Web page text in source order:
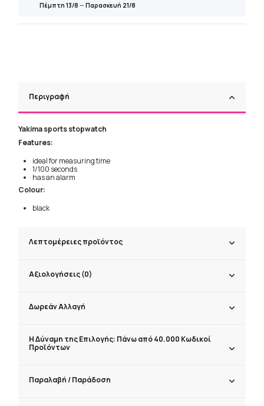
Πέμπτη 13/8 —Παρασκευή 21/8
Περιγραφή
Yakima sports stopwatch
Features:
ideal for measuring time
1/100 seconds
has an alarm
Colour:
black
Λεπτομέρειες προϊόντος
Αξιολογήσεις (0)
Δωρεάν Αλλαγή
Η Δύναμη της Επιλογής: Πάνω από 40.000 Κωδικοί
Προϊόντων
Παραλαβή / Παράδoση